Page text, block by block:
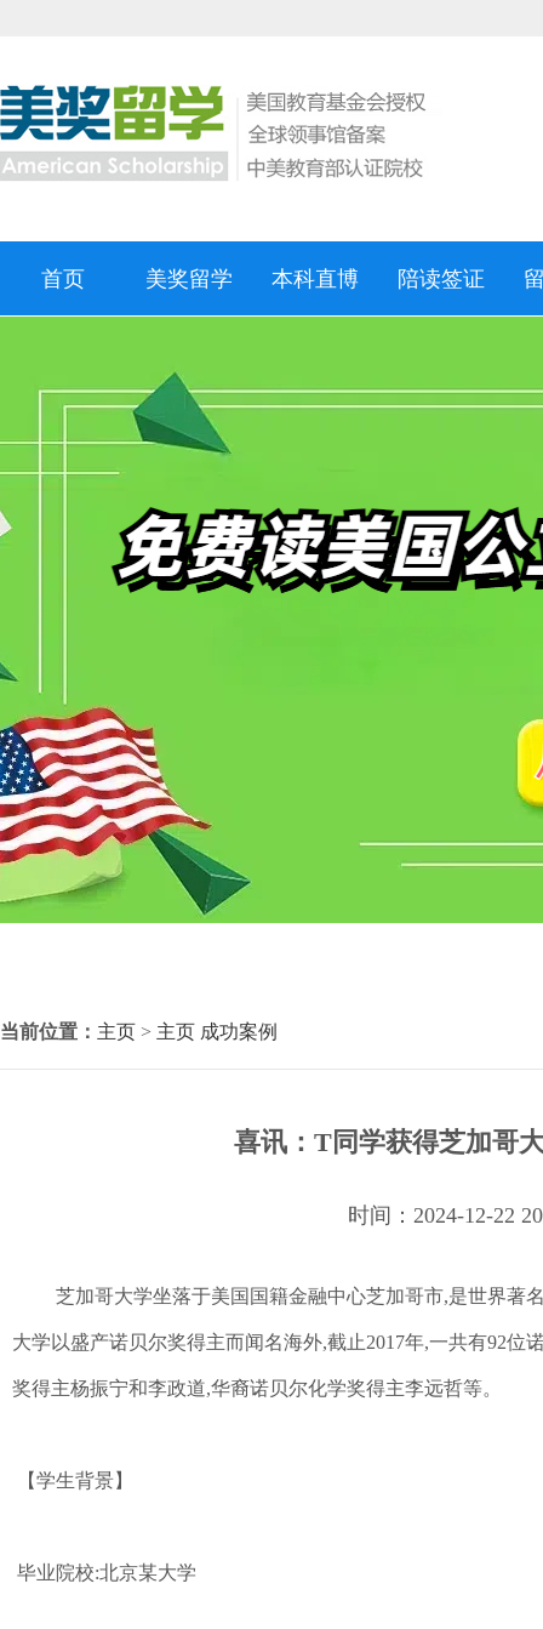
首页 美奖留学 本科直博 陪读签证
当前位置： 主页 > 主页 成功案例
喜讯：T同学获得芝加哥
时间：2024-12-22
芝加哥大学坐落于美国国籍金融中心芝加哥市,是世界著
大学以盛产诺贝尔奖得主而闻名海外,截止2017年,一共有92
奖得主杨振宁和李政道,华裔诺贝尔化学奖得主李远哲等。
【学生背景】
毕业院校:北京某大学